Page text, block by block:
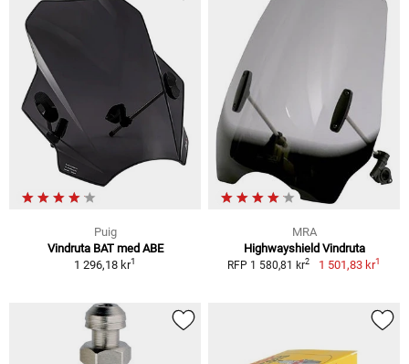
Puig
Vindruta BAT med ABE
1 296,18 kr1
MRA
Highwayshield Vindruta
RFP 1 580,81 kr2 1 501,83 kr1